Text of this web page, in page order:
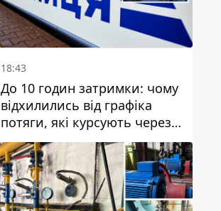
18:43
До 10 годин затримки: чому
відхилились від графіка
потяги, які курсують через
Дніпро та область